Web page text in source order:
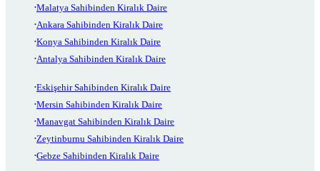
Malatya Sahibinden Kiralık Daire
Ankara Sahibinden Kiralık Daire
Konya Sahibinden Kiralık Daire
Antalya Sahibinden Kiralık Daire
Eskişehir Sahibinden Kiralık Daire
Mersin Sahibinden Kiralık Daire
Manavgat Sahibinden Kiralık Daire
Zeytinburnu Sahibinden Kiralık Daire
Gebze Sahibinden Kiralık Daire